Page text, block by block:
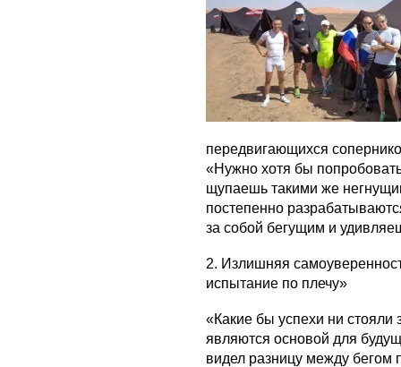
передвигающихся
«Нужно хотя бы
щупаешь такими же
постепенно
за собой бегущим и
2. Излишняя
испытание по плечу»
«Какие бы успехи ни
являются основой для
видел разницу между бегом